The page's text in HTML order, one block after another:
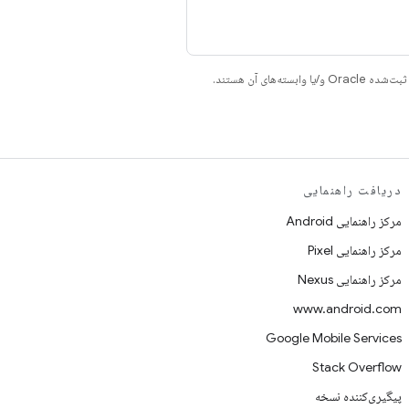
دریافت راهنمایی
مرکز راهنمایی Android
مرکز راهنمایی Pixel
مرکز راهنمایی Nexus
www.android.com
Google Mobile Services
Stack Overflow
پیگیری‌کننده نسخه